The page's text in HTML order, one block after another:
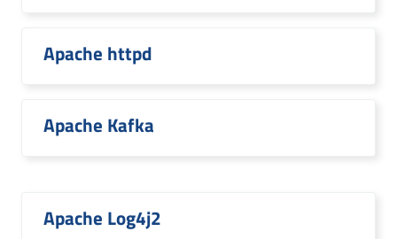
Apache httpd
Apache Kafka
Apache Log4j2